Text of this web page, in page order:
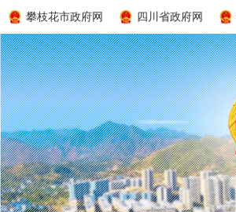
攀枝花市政府网 四川省政府网